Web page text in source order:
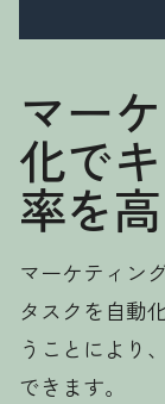
マー
化で
率を
マーケティン
タスクを自動
うことにより
できます。